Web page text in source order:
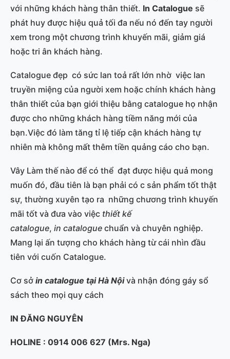
với những khách hàng thân thiết. In Catalogue sẽ
phát huy được hiệu quả tối đa nếu nó đến tay người
xem trong một chương trình khuyến mãi, giảm giá
hoặc tri ân khách hàng.
Catalogue đẹp có sức lan toả rất lớn nhờ việc lan
truyền miệng của người xem hoặc chính khách hàng
thân thiết của bạn giới thiệu bằng catalogue họ nhận
được cho những khách hàng tiềm năng mới của
bạn.Việc đó làm tăng tỉ lệ tiếp cận khách hàng tự
nhiên mà không mất thêm tiền quảng cáo cho bạn.
Vây Làm thế nào để có thể đạt được hiệu quả mong
muốn đó, đầu tiên là bạn phải có c sản phẩm tốt thật
sự, thường xuyên tạo ra những chương trình khuyến
mãi tốt và đưa vào việc thiết kế
catalogue, in catalogue chuẩn và chuyên nghiệp.
Mang lại ấn tượng cho khách hàng từ cái nhìn đầu
tiên với cuốn Catalogue.
Cơ sở in catalogue tại Hà Nộivà nhận đóng gáy sổ
sách theo mọi quy cách
IN ĐĂNG NGUYÊN
HOLINE : 0914 006 627 (Mrs. Nga)